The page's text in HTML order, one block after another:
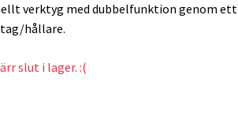
verktyg med dubbelfunktion genom ett
hållare.
slut i lager. :(